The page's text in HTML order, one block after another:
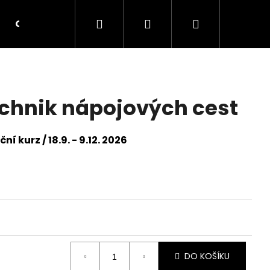
Obchodní podmínky Kontakt
Hledat PřihlášeníNákupní
nápojových cest
kurz / 18.9. - 9.12. 2026
DO KOŠÍKU
A VEDOUCÍ